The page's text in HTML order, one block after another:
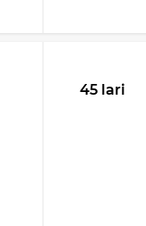
45 lari